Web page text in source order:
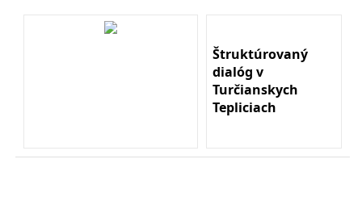
Štruktúrovaný
dialóg v
Turčianskych
Tepliciach